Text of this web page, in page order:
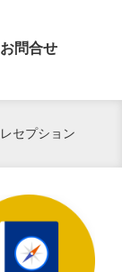
お問合せ
レセプション